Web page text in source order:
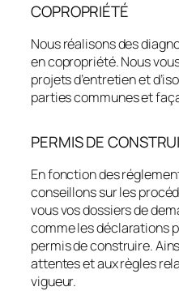
COPROPRIÉTÉ
Nous réalisons des
en copropriété. Nous
projets d’entretien et
parties communes et
PERMIS DE
En fonction des
conseillons sur les
vous vos dossiers de
comme les déclarations
permis de construire.
attentes et aux règles
vigueur.